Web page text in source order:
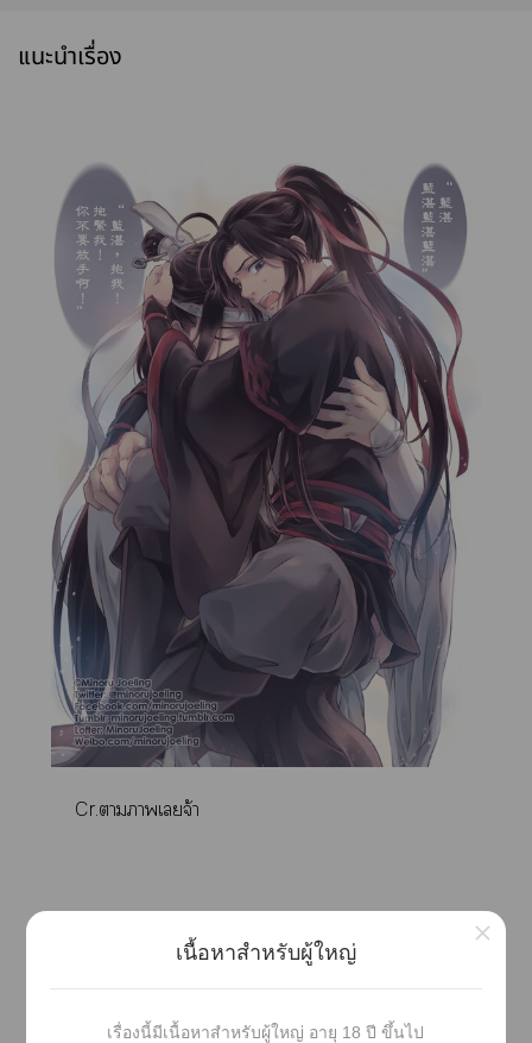
แนะนำเรื่อง
Cr.าาเจ้า
มันาาจินตนาการไท์ ไม่มีจริงะะ าถึงในิยายไม่มี
เหตุการณ์ที่ไท์เขียนเกิดขึ้น อย่าเาไเทียบกับนิยายต้นฉบับะะ
แต่งาให้อ่านฟรี ไม่ต้องโเให้ะะ
เนื้อหาสำหรับผู้ใหญ่
เรื่องนี้มีเนื้อหาสำหรับผู้ใหญ่ อายุ 18 ปี ขึ้นไป
×